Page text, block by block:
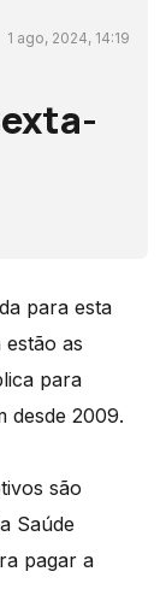
1 ago, 2024, 14:19
para esta
as
para
desde 2009.
são
Saúde
pagar a